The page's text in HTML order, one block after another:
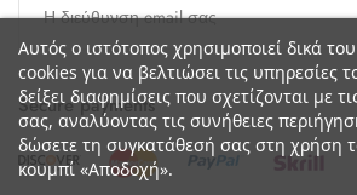
Secure payments
Αυτός ο ιστότοπος χρησιμοποιεί δικά
cookies για να βελτιώσει τις υπηρεσίες
δείξει διαφημίσεις που σχετίζονται με
σας, αναλύοντας τις συνήθειες
δώσετε τη συγκατάθεσή σας στη χρήση
κουμπί «Αποδοχή».